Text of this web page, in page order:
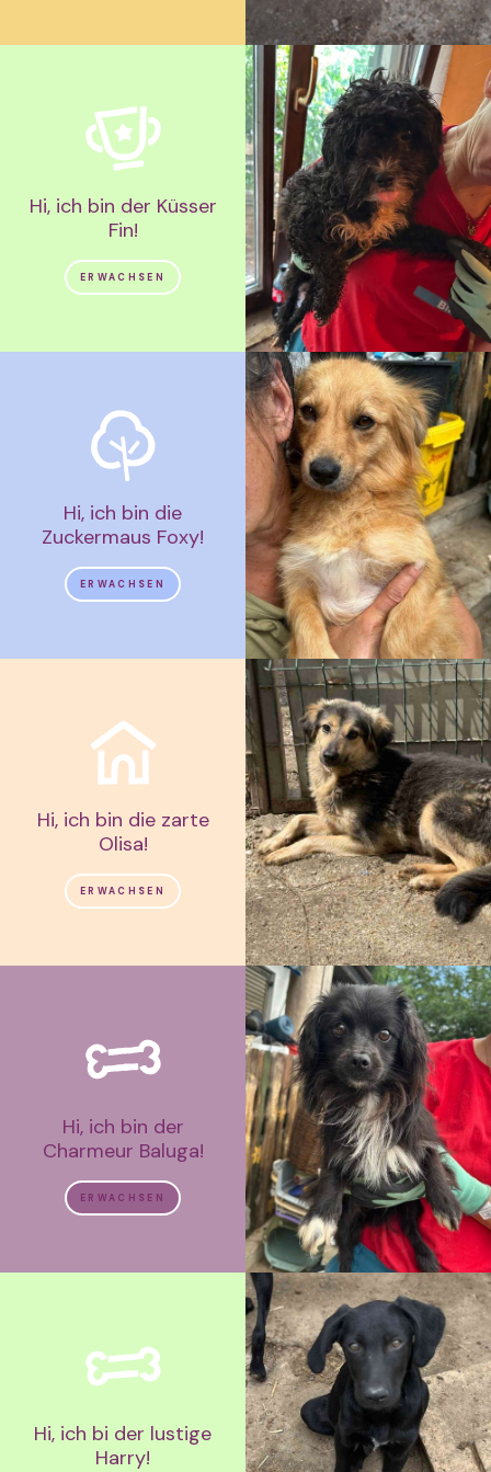
Hi, ich bin der Küsser
Fin!
ERWACHSEN
Hi, ich bin die
Zuckermaus Foxy!
ERWACHSEN
Hi, ich bin die zarte
Olisa!
ERWACHSEN
Hi, ich bin der
Charmeur Baluga!
ERWACHSEN
Hi, ich bi der lustige
Harry!